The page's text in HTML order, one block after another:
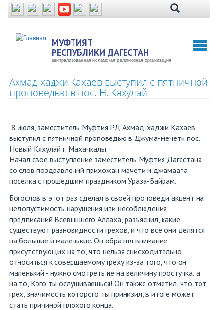
Перейти
содержанию
МУФТИЯТ
РЕСПУБЛИКИ ДАГЕСТАН
централизованная исламская религиозная организация
Ахмад-хаджи Кахаев выступил с пятничной
проповедью в пос. Н. Кяхулай
8 июля, заместитель Муфтия РД Ахмад-хаджи Кахаев
выступил с пятничной проповедью в Джума-мечети пос.
Новый Кяхулай г. Махачкалы.
Начал свое выступление заместитель Муфтия Дагестана
со слов поздравлений прихожан мечети и джамаата
поселка с прошедшим праздником Ураза-Байрам.
Богослов в этот раз сделал в своей проповеди акцент на
недопустимость нарушения или несоблюдения
предписаний Всевышнего Аллаха, разъяснил, какие
существуют разновидности грехов, и что все они делятся
на большие и маленькие. Он обратил внимание
присутствующих на то, что нельзя снисходительно
относиться к совершаемому греху из-за того, что он
маленький - нужно смотреть не на величину проступка, а
на то, Кого ты ослушиваешься! Он также отметил, что тот
грех, значимость которого ты принизил, в итоге может
стать причиной плохого конца.